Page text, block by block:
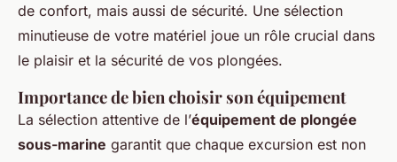
de confort, mais aussi de sécurité. Une sélection
minutieuse de votre matériel joue un rôle crucial dans
le plaisir et la sécurité de vos plongées.
Importance de bien choisir son équipement
La sélection attentive de l’équipement de plongée
sous-marine garantit que chaque excursion est non